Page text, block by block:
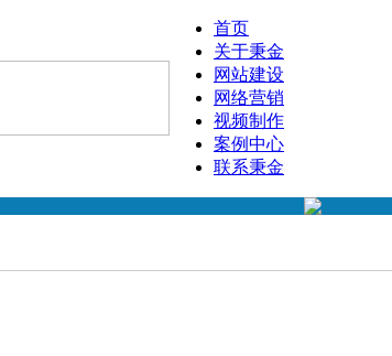
首页
关于秉金
网站建设
网络营销
视频制作
案例中心
联系秉金